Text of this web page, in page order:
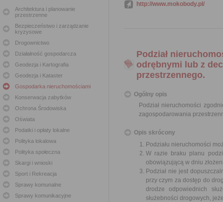
Architektura i planowanie
przestrzenne
Bezpieczeństwo i zarządzanie
kryzysowe
Drogownictwo
Działalność gospodarcza
Geodezja i Kartografia
Geodezja i Kataster
Gospodarka nieruchomościami
Konserwacja zabytków
Ochrona Środowiska
Oświata
Podatki i opłaty lokalne
Polityka lokalowa
Polityka społeczna
Skargi i wnioski
Sport i Rekreacja
Sprawy komunalne
Sprawy komunikacyjne
http://www.mokobody.pl/
Podział
odrębnymi lub z
przestrzennego.
Ogólny opis
Podział nieruchomości
zagospodarowania
Opis skrócony
Podziału nieruchomości
W razie braku planu
obowiązującą w dniu
Podział nie jest
przy czym za dostęp do
drodze odpowiednich
służebności drogowych,